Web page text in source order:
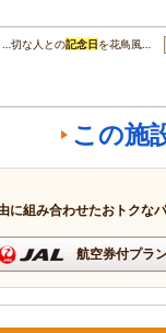
…切な人との記念日 を花鳥風…
この施
に組み合わせたおトクな
航空券付プラ